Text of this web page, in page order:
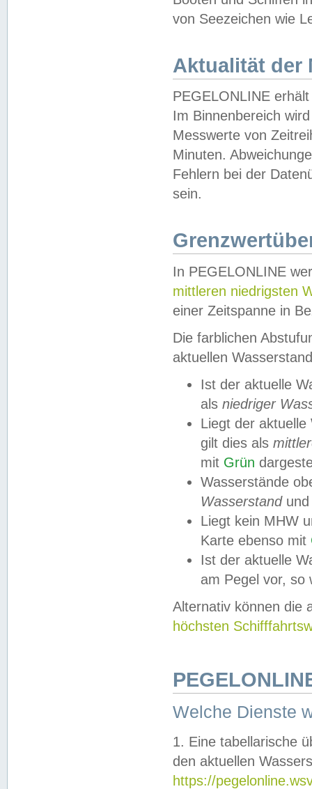
von Seezeichen wie
Aktualität der
PEGELONLINE
Im Binnenbereich
Messwerte von
Minuten.
Fehlern bei der
sein.
In PEGELONLINE
mittleren niedrigsten
einer Zeitspanne in
Die farblichen
aktuellen
Ist der aktuelle
als niedriger
Liegt der
gilt dies als
mit Grün
Wasserstände
Wasserstandund
Liegt kein MHW
Karte ebenso mit
Ist der aktuelle
am Pegel vor,
Alternativ können die
höchsten
Welche Dienste
1. Eine tabellarische
den aktuellen
https://